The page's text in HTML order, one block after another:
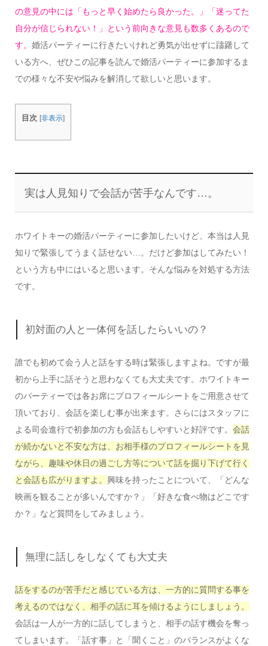
の意見の中には「もっと早く始めたら良かった。」「迷ってた
自分が信じられない！」という前向きな意見も数多くあるので
す。 婚活パーティーに行きたいけれど勇気が出せずに躊躇して
いる方へ、ぜひこの記事を読んで婚活パーティーに参加するま
での様々な不安や悩みを解消して欲しいと思います。
目次 [非表示]
実は人見知りで会話が苦手なんです…。
ホワイトキーの婚活パーティーに参加したいけど、本当は人見
知りで緊張してうまく話せない…。だけど参加はしてみたい！
という方も中にはいると思います。そんな悩みを対処する方法
です。
初対面の人と一体何を話したらいいの？
誰でも初めて会う人と話をする時は緊張しますよね。ですが最
初から上手に話そうと思わなくても大丈夫です。ホワイトキー
のパーティーでは各お席にプロフィールシートをご用意させて
頂いており、会話を楽しむ事が出来ます。さらにはスタッフに
よる司会進行で初参加の方も会話もしやすいと好評です。 会話
が続かないと不安な方は、お相手様のプロフィールシートを見
ながら、趣味や休日の過ごし方等について話を掘り下げて行く
と会話も広がりますよ。 興味を持ったことについて、「どんな
映画を観ることが多いんですか？」「好きな食べ物はどこです
か？」など質問をしてみましょう。
無理に話しをしなくても大丈夫
話をするのが苦手だと感じている方は、一方的に質問する事を
考えるのではなく、相手の話に耳を傾けるようにしましょう。
会話は一人が一方的に話してしまうと、相手の話す機会を奪っ
てしまいます。「話す事」と「聞くこと」のバランスがよくな